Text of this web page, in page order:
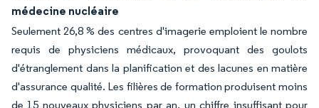
médecine nucléaire
Seulement 26,8 % des centres d'imagerie emploient le nombre
requis de physiciens médicaux, provoquant des goulots
d'étranglement dans la planification et des lacunes en matière
d'assurance qualité. Les filières de formation produisent moins
de 15 nouveaux physiciens par an, un chiffre insuffisant pour